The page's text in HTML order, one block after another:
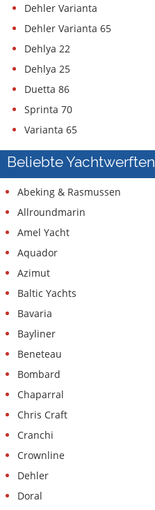
Dehler Varianta
Dehler Varianta 65
Dehlya 22
Dehlya 25
Duetta 86
Sprinta 70
Varianta 65
Beliebte Yachtwerften
Abeking & Rasmussen
Allroundmarin
Amel Yacht
Aquador
Azimut
Baltic Yachts
Bavaria
Bayliner
Beneteau
Bombard
Chaparral
Chris Craft
Cranchi
Crownline
Dehler
Doral